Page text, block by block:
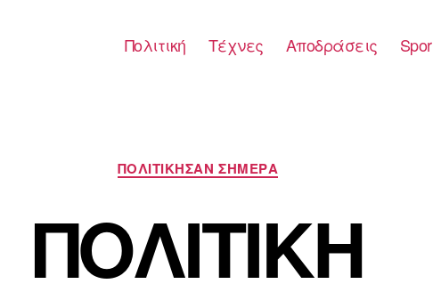
Πολιτική Τέχνες Αποδράσεις
Κατηγορίες
ΠΟΛΙΤΙΚΗΣΑΝ ΣΗΜΕΡΑ
ΠΟΛΙΤΙΚΗ